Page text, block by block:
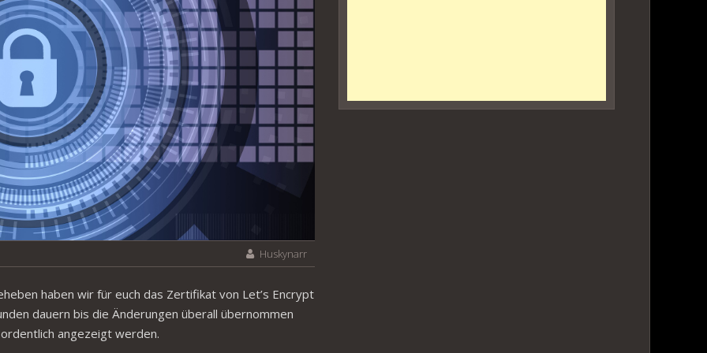
Huskynarr
haben wir für euch das Zertifikat von Let’s Encrypt
dauern bis die Änderungen überall übernommen
angezeigt werden.